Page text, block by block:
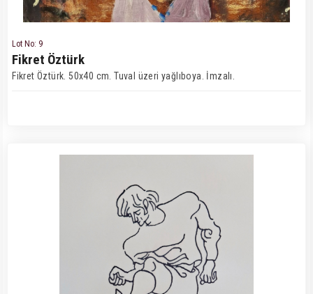
Lot No: 9
Fikret Öztürk
Fikret Öztürk. 50x40 cm. Tuval üzeri yağlıboya. İmzalı.